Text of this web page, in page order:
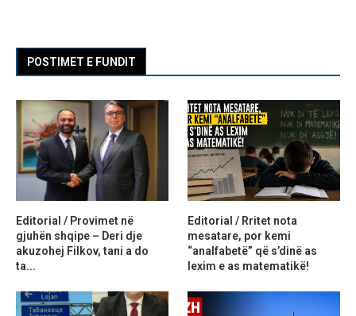
POSTIMET E FUNDIT
Editorial / Provimet në
gjuhën shqipe – Deri dje
akuzohej Filkov, tani a do
ta...
Editorial / Rritet nota
mesatare, por kemi
“analfabetë” që s’dinë as
lexim e as matematikë!